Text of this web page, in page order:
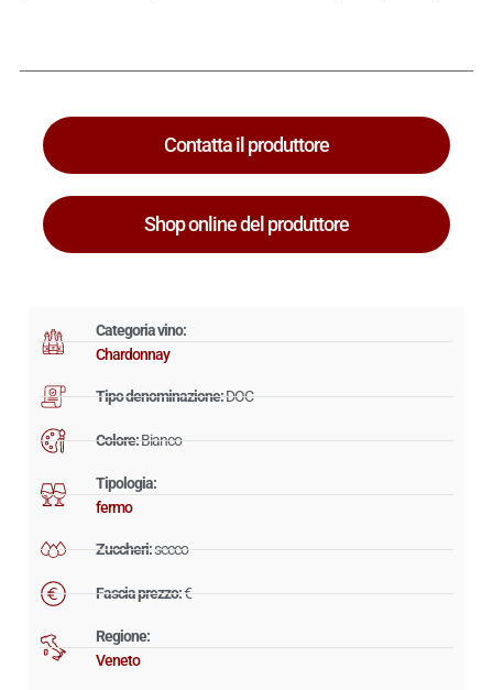
Categoria vino:
Chardonnay
Tipo denominazione:DOC
Colore:Bianco
Tipologia:
fermo
Zuccheri:secco
Fascia prezzo:€
Regione:
Veneto
Contatta il produttore
Shop online del produttore